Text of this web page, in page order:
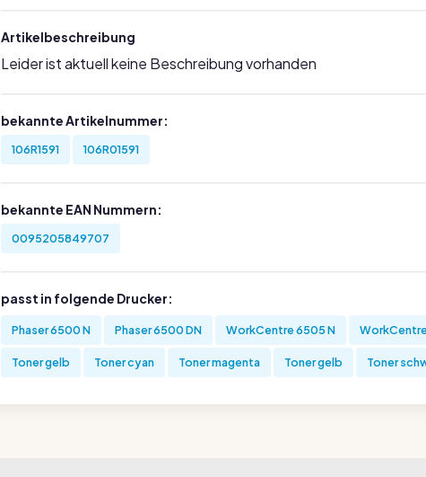
Artikelbeschreibung
Leider ist aktuell keine Beschreibung vorhanden
bekannte Artikelnummer:
106R1591 106R01591
bekannte EAN Nummern:
0095205849707
passt in folgende Drucker:
Phaser 6500 N Phaser 6500 DN WorkCentre 6505 N
Toner gelb Toner cyan Toner magenta Toner gelb Toner